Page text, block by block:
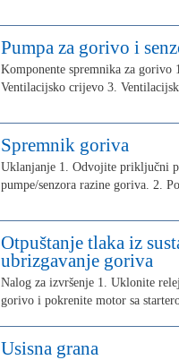
Pumpa za gorivo i
Komponente spremnika za gorivo
Ventilacijsko crijevo 3.
Spremnik goriva
Uklanjanje 1. Odvojite priključni
pumpe/senzora razine goriva. 2.
Otpuštanje tlaka iz
ubrizgavanje goriva
Nalog za izvršenje 1. Uklonite
gorivo i pokrenite motor sa
Usisna grana